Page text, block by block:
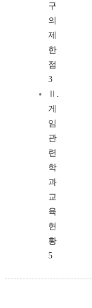
구
의
제
한
점
3
Ⅱ.
게
임
관
련
학
과
교
육
현
황
5